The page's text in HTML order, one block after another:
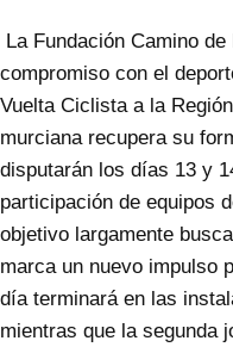
La Fundación Camino
compromiso con el
Vuelta Ciclista a la
murciana recupera su
disputarán los días 13 y
participación de equipos
objetivo largamente
marca un nuevo impulso
día terminará en las
mientras que la segunda